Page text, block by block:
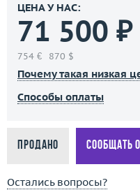
ЦЕНА У НАС:
71 500 ₽
754 € 870 $
Почему такая низкая
Способы оплаты
Продано Сообщать
Остались вопросы?